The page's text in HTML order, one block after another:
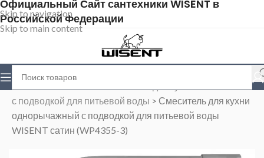
Skip to navigation
Skip to main content
Официальный Сайт сантехники WISENT в
Российской Федерации
Магазин
с подводкой для питьевой воды > Смеситель для кухни
однорычажный с подводкой для питьевой воды
WISENT сатин (WP4355-3)